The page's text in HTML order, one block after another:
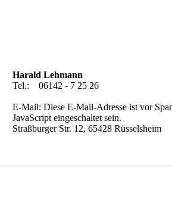
Harald Lehmann
Tel.: 06142 - 7 25 26
E-Mail: Diese E-Mail-Adresse ist vor
JavaScript eingeschaltet sein.
Straßburger Str. 12, 65428 Rüsselsheim